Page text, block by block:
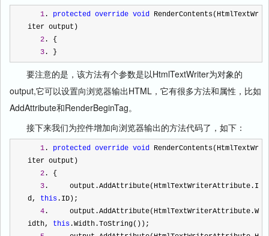
1. protected override void RenderContents(HtmlTextWr
iter output)
2. {
3. }
要注意的是，该方法有个参数是以HtmlTextWriter为对象的
output,它可以设置向浏览器输出HTML，它有很多方法和属性，比如
AddAttribute和RenderBeginTag。
接下来我们为控件增加向浏览器输出的方法代码了，如下：
1. protected override void RenderContents(HtmlTextWr
iter output)
2. {
3.     output.AddAttribute(HtmlTextWriterAttribute.I
d, this.ID);
4.     output.AddAttribute(HtmlTextWriterAttribute.W
idth, this.Width.ToString());